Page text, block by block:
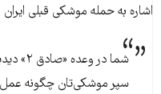
اشاره به حمله موشکی قبلی
شما
سپر موشکی‌تان چگونه عمل